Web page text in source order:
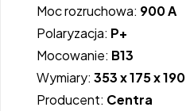
Moc rozruchowa: 900 A
Polaryzacja: P+
Mocowanie: B13
Wymiary: 353 x 175 x 190
Producent: Centra